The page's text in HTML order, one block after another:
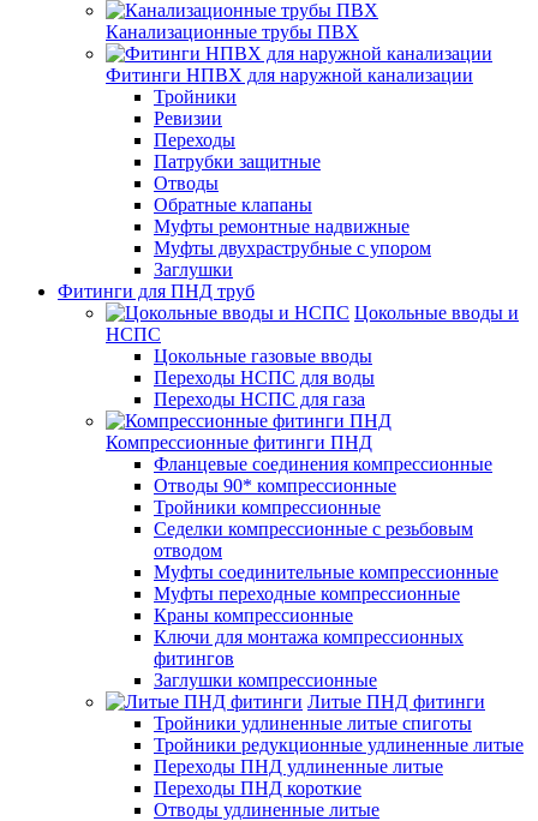
Канализационные трубы ПВХ
Фитинги НПВХ для наружной канализации
Тройники
Ревизии
Переходы
Патрубки защитные
Отводы
Обратные клапаны
Муфты ремонтные надвижные
Муфты двухраструбные с упором
Заглушки
Фитинги для ПНД труб
Цокольные вводы и
НСПС
Цокольные газовые вводы
Переходы НСПС для воды
Переходы НСПС для газа
Компрессионные фитинги ПНД
Фланцевые соединения компрессионные
Отводы 90* компрессионные
Тройники компрессионные
Седелки компрессионные с резьбовым
отводом
Муфты соединительные компрессионные
Муфты переходные компрессионные
Краны компрессионные
Ключи для монтажа компрессионных
фитингов
Заглушки компрессионные
Литые ПНД фитинги
Тройники удлиненные литые спиготы
Тройники редукционные удлиненные литые
Переходы ПНД удлиненные литые
Переходы ПНД короткие
Отводы удлиненные литые